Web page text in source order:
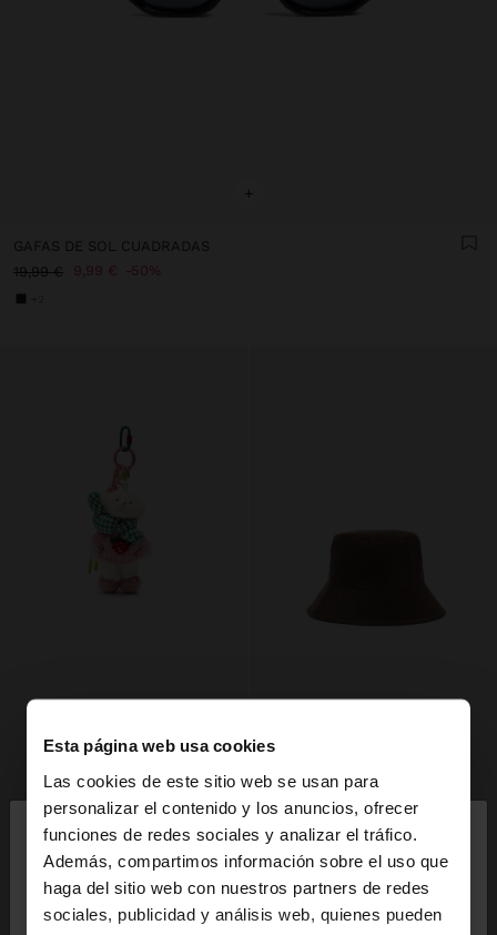
Esta página web usa cookies
Las cookies de este sitio web se usan para
personalizar el contenido y los anuncios, ofrecer
funciones de redes sociales y analizar el tráfico.
Además, compartimos información sobre el uso que
haga del sitio web con nuestros partners de redes
sociales, publicidad y análisis web, quienes pueden
hola
Estás accediendo a la web de España. ¿Quieres ir a
la web de United States?
+
GAFAS DE SOL CUADRADAS
19,99 €
9,99 € 50%